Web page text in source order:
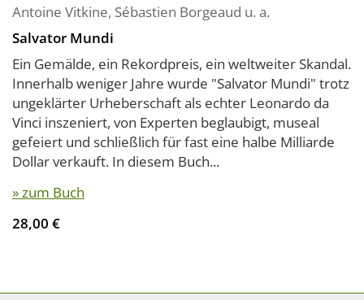
Antoine Vitkine, Sébastien Borgeaud u. a.
Salvator Mundi
Ein Gemälde, ein Rekordpreis, ein weltweiter Skandal.
Innerhalb weniger Jahre wurde "Salvator Mundi" trotz
ungeklärter Urheberschaft als echter Leonardo da
Vinci inszeniert, von Experten beglaubigt, museal
gefeiert und schließlich für fast eine halbe Milliarde
Dollar verkauft. In diesem Buch...
» zum Buch
28,00 €